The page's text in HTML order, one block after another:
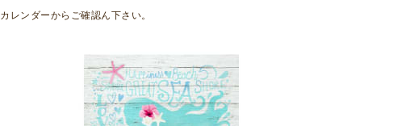
カレンダーからご確認ん下さい。